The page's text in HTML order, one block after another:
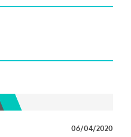
06/04/2020